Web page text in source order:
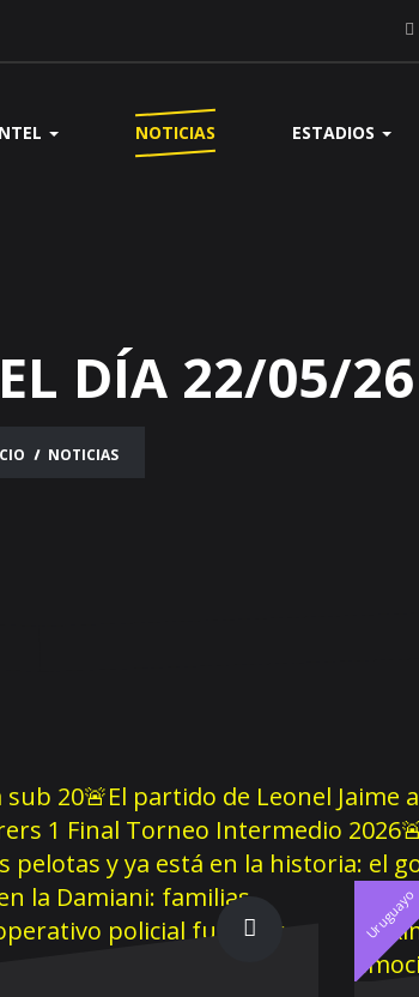
NOTICIAS ESTADIOS
DÍA 22/05/26
NOTICIAS
sub 20🚨El partido de Leonel
1 Final Torneo Intermedio 2026
pelotas y ya está en la historia: el
Uruguayo